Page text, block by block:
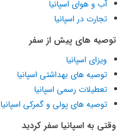
آب و هوای اسپانیا
تجارت در اسپانیا
توصیه های پیش از سفر
ویزای اسپانیا
توصیه های بهداشتی اسپانیا
تعطیلات رسمی اسپانیا
توصیه های پولی و گمرکی اسپانیا
وقتی به اسپانیا سفر کردید